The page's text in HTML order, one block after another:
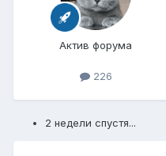
Актив форума
226
2 недели спустя...